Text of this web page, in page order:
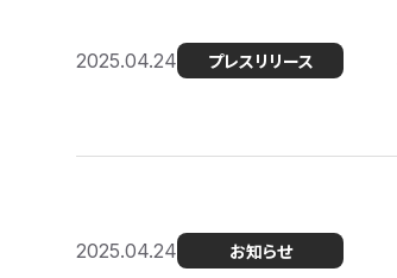
2025.04.24 プレスリリース
2025.04.24 お知らせ